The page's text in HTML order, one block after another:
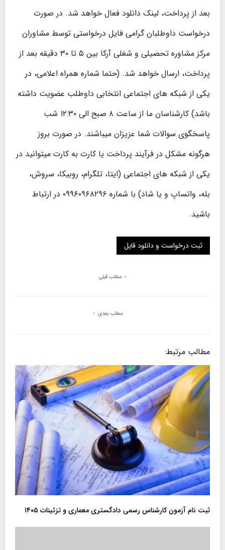
بعد از پرداخت، لینک دانلود فعال خواهد شد. در صورت
درخواست داوطلبان گرامی فایل درخواستی توسط مشاوران
مرکز مشاوره تحصیلی و شغلی آرکا بین ۵ تا ۳۰ دقیقه بعد از
پرداخت، ارسال خواهد شد. (حتما شماره همراه اعلامی، در
یکی از شبکه های اجتماعی انتخابی داوطلب عضویت داشته
باشد) کارشناسان ما از ساعت ۸ صبح الی ۱۲:۳۰ شب
پاسخگوی سوالات شما عزیزان میباشند. در صورت بروز
هرگونه مشکل در فرآیند پرداخت یا کارت به کارت میتوانید در
یکی از شبکه های اجتماعی (ایتا، تلگرام، روبیکا، سروش،
بله، واتساپ و یا شاد) با شماره ۰۹۹۶۰۹۶۸۲۹۶ در ارتباط
باشید.
مطلب قبلی
مطلب بعدی
مطالب مرتبط:
ثبت نام آزمون کارشناس رسمی دادگستری معماری و تزئینات ۱۴۰۵